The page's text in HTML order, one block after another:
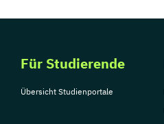
Für Studierende
Übersicht Studienportale